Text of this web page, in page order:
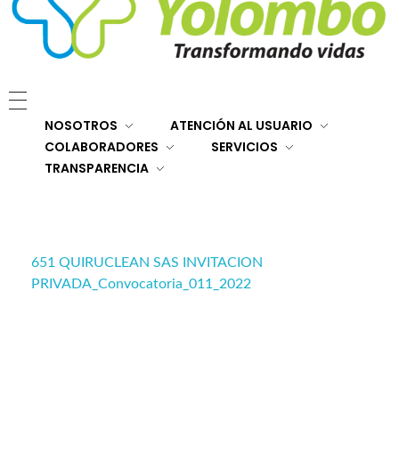
NOSOTROS
ATENCIÓN AL USUARIO
COLABORADORES
SERVICIOS
TRANSPARENCIA
651 QUIRUCLEAN SAS INVITACION
PRIVADA_Convocatoria_011_2022